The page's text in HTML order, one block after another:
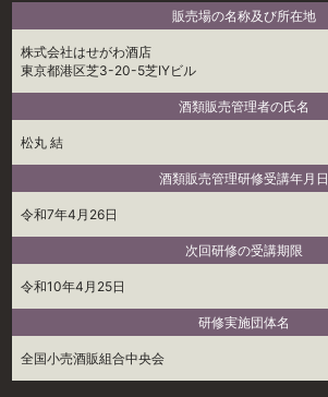
販売場の名称及び所在地
株式会社はせがわ酒店
東京都港区芝3-20-5芝IYビル
酒類販売管理者の氏名
松丸 結
酒類販売管理研修受講年月日
令和7年4月26日
次回研修の受講期限
令和10年4月25日
研修実施団体名
全国小売酒販組合中央会